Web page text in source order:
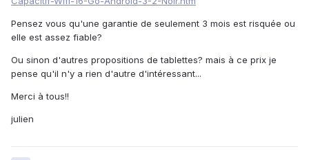
Pensez vous qu'une garantie de seulement 3 mois est risquée ou
elle est assez fiable?
Ou sinon d'autres propositions de tablettes? mais à ce prix je
pense qu'il n'y a rien d'autre d'intéressant...
Merci à tous!!
julien